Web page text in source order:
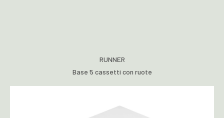
RUNNER
Base 5 cassetti con ruote